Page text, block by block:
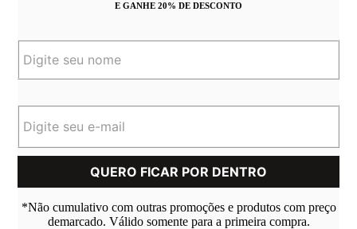
E GANHE 20% DE DESCONTO
*Não cumulativo com outras promoções e produtos com preço
demarcado. Válido somente para a primeira compra.